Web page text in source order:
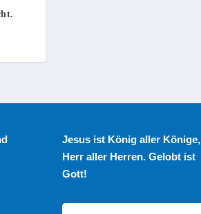
Jesus ist König aller Könige,
Herr aller Herren. Gelobt ist
Gott!